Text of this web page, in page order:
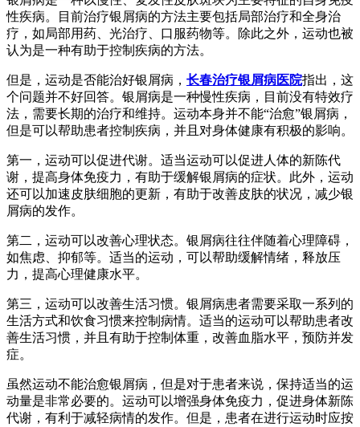
性疾病。目前治疗银屑病的方法主要包括局部治疗和全身治
疗，如局部用药、光治疗、口服药物等。除此之外，运动也被
认为是一种有助于控制疾病的方法。
但是，运动是否能治好银屑病， 长春治疗银屑病医院指出，这
个问题并不好回答。银屑病是一种慢性疾病，目前没有特效疗
法，需要长期的治疗和维持。运动本身并不能“治愈”银屑病，
但是可以帮助患者控制疾病，并且对身体健康有积极的影响。
第一，运动可以促进代谢。适当运动可以促进人体的新陈代
谢，提高身体免疫力，有助于缓解银屑病的症状。此外，运动
还可以加速皮肤细胞的更新，有助于改善皮肤的状况，减少银
屑病的发作。
第二，运动可以改善心理状态。银屑病往往伴随着心理障碍，
如焦虑、抑郁等。适当的运动，可以帮助缓解情绪，释放压
力，提高心理健康水平。
第三，运动可以改善生活习惯。银屑病患者需要采取一系列的
生活方式和饮食习惯来控制病情。适当的运动可以帮助患者改
善生活习惯，并且有助于控制体重，改善血脂水平，预防并发
症。
虽然运动不能治愈银屑病，但是对于患者来说，保持适当的运
动量是非常必要的。运动可以增强身体免疫力，促进身体新陈
代谢，有利于减轻病情的发作。但是，患者在进行运动时应按